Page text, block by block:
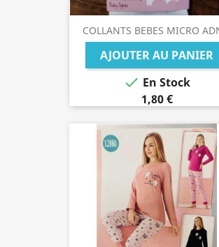
COLLANTS BEBES MICRO
AJOUTER AU PANIER
 En Stock
1,80 €